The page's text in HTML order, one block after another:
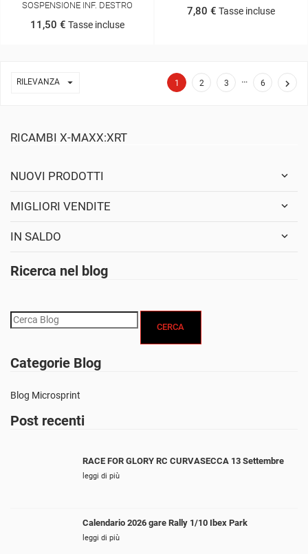
RICAMBI X-MAXX:XRT
NUOVI PRODOTTI
MIGLIORI VENDITE
IN SALDO
Ricerca nel blog
CERCA
Categorie Blog
Blog Microsprint
Post recenti
RACE FOR GLORY RC CURVASECCA 13 Settembre
leggi di più
Calendario 2026 gare Rally 1/10 Ibex Park
leggi di più
SOSPENSIONE INF. DESTRO
11,50 € Tasse incluse
7,80 € Tasse incluse
RILEVANZA  1 2 3 … 6 